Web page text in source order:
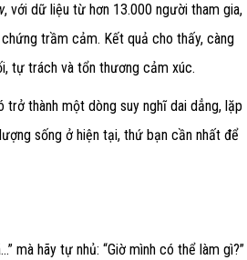
, với dữ liệu từ hơn 13.000 người tham gia,
trầm cảm. Kết quả cho thấy, càng
tự trách và tổn thương cảm xúc.
thành một dòng suy nghĩ dai dẳng, lặp
sống ở hiện tại, thứ bạn cần nhất để
mà hãy tự nhủ: “Giờ mình có thể làm gì?”